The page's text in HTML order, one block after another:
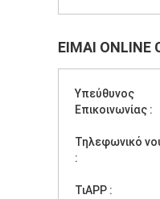
ΕΊΜΑΙ ONLINE
Υπεύθυνος
Επικοινωνίας :
Τηλεφωνικό
:
ΤιAPP :